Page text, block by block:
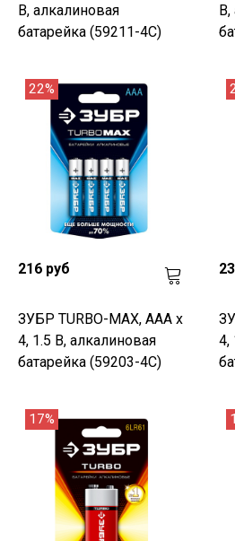
В, алкалиновая
батарейка (59211-4C)
В,
22%
216 руб
ЗУБР TURBO-MAX, ААА х
4, 1.5 В, алкалиновая
батарейка (59203-4C)
4,
17%